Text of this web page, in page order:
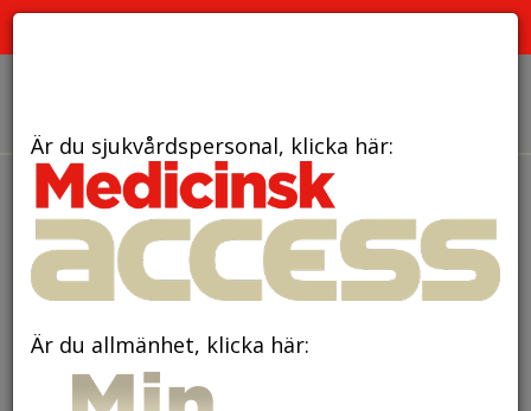
den 26 mars 2018
ODYSSEY visar
signifikanta vinster med
reduktion av LDL kolesterol
samt sänkt total mortalitet
Är du sjukvårdspersonal, klicka här:
Är du allmänhet, klicka här: